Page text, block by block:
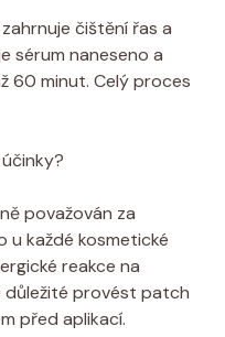
čištění řas a
sérum naneseno a
60 minut. Celý proces
považován za
u každé kosmetické
reakce na
důležité provést patch
před aplikací.